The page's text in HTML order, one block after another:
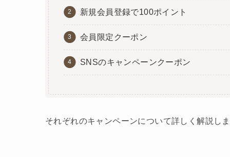
新規会員登録で100ポイント
会員限定クーポン
SNSのキャンペーンクーポン
それぞれのキャンペーンについて詳しく解説しま